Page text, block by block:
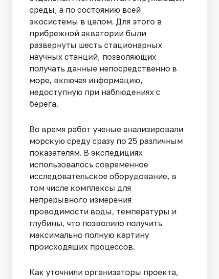
среды, а по состоянию всей
экосистемы в целом. Для этого в
прибрежной акватории были
развернуты шесть стационарных
научных станций, позволяющих
получать данные непосредственно в
море, включая информацию,
недоступную при наблюдениях с
берега.
Во время работ ученые анализировали
морскую среду сразу по 25 различным
показателям. В экспедициях
использовалось современное
исследовательское оборудование, в
том числе комплексы для
непрерывного измерения
проводимости воды, температуры и
глубины, что позволило получить
максимально полную картину
происходящих процессов.
Как уточнили организаторы проекта,